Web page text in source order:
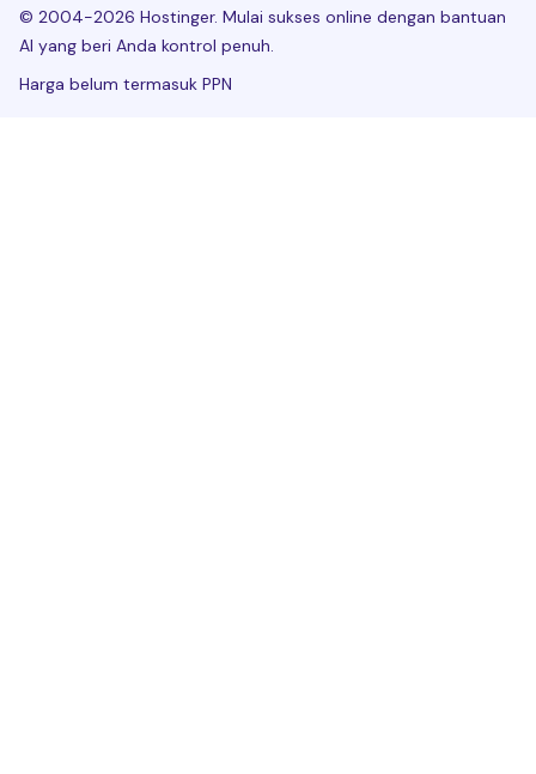
© 2004-2026 Hostinger. Mulai sukses online dengan bantuan
AI yang beri Anda kontrol penuh.
Harga belum termasuk PPN